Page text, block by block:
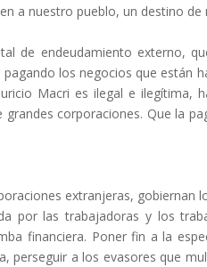
a nuestro pueblo, un destino de
de endeudamiento externo,
los negocios que están
Macri es ilegal e ilegítima,
corporaciones. Que la
extranjeras, gobiernan
por las trabajadoras y los
financiera. Poner fin a la
perseguir a los evasores que